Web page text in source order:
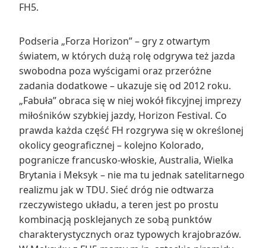
FH5.
Podseria „Forza Horizon” – gry z otwartym
światem, w których dużą rolę odgrywa też jazda
swobodna poza wyścigami oraz przeróżne
zadania dodatkowe – ukazuje się od 2012 roku.
„Fabuła” obraca się w niej wokół fikcyjnej imprezy
miłośników szybkiej jazdy, Horizon Festival. Co
prawda każda część FH rozgrywa się w określonej
okolicy geograficznej – kolejno Kolorado,
pogranicze francusko-włoskie, Australia, Wielka
Brytania i Meksyk – nie ma tu jednak satelitarnego
realizmu jak w TDU. Sieć dróg nie odtwarza
rzeczywistego układu, a teren jest po prostu
kombinacją posklejanych ze sobą punktów
charakterystycznych oraz typowych krajobrazów.